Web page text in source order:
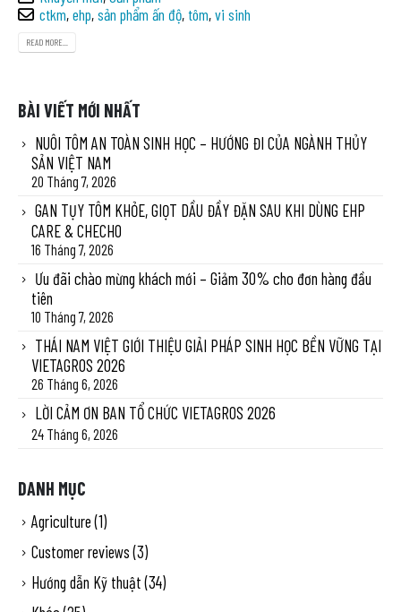
ctkm,ehp,sản phẩm ấn độ,tôm,vi sinh
READ MORE...
BÀI VIẾT MỚI NHẤT
NUÔI TÔM AN TOÀN SINH HỌC – HƯỚNG ĐI CỦA NGÀNH THỦY
SẢN VIỆT NAM
20 Tháng 7, 2026
GAN TỤY TÔM KHỎE, GIỌT DẦU ĐẦY ĐẶN SAU KHI DÙNG EHP
CARE & CHECHO
16 Tháng 7, 2026
Ưu đãi chào mừng khách mới – Giảm 30% cho đơn hàng đầu
tiên
10 Tháng 7, 2026
THÁI NAM VIỆT GIỚI THIỆU GIẢI PHÁP SINH HỌC BỀN VỮNG TẠI
VIETAGROS 2026
26 Tháng 6, 2026
LỜI CẢM ƠN BAN TỔ CHỨC VIETAGROS 2026
24 Tháng 6, 2026
DANH MỤC
Agriculture(1)
Customer reviews(3)
Hướng dẫn Kỹ thuật(34)